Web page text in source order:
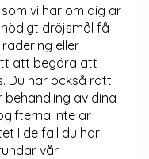
vi har om dig är
dröjsmål få
eller
att begära att
Du har också rätt
av dina
inte är
I de fall du har
vår